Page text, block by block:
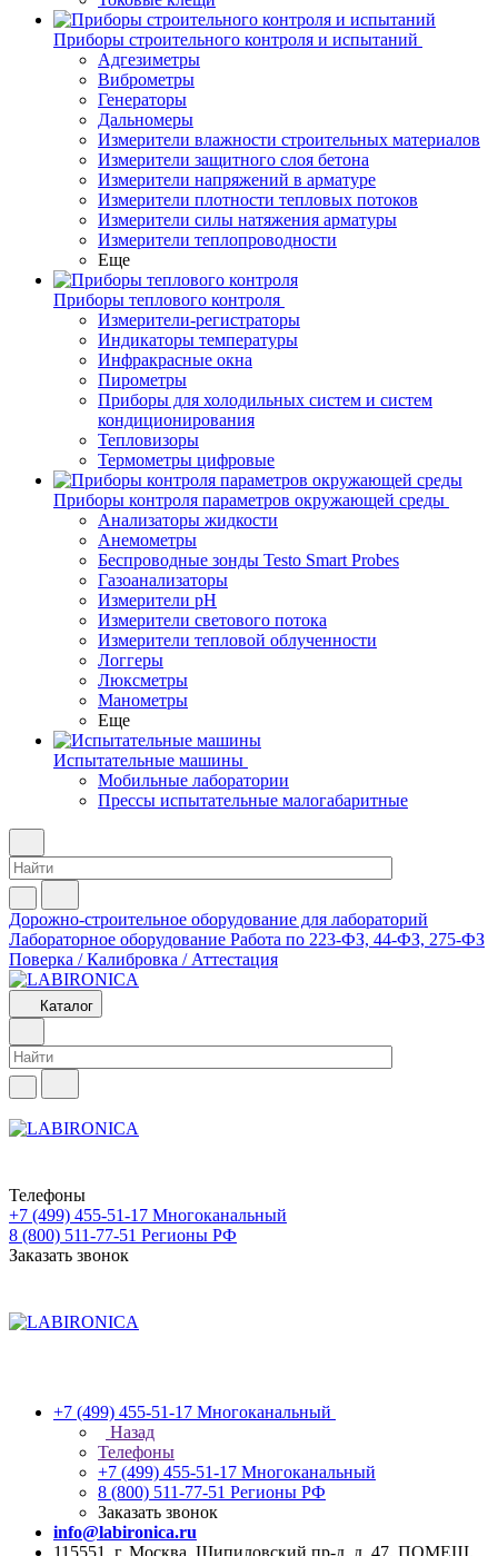
Приборы строительного контроля и испытаний
Адгезиметры
Виброметры
Генераторы
Дальномеры
Измерители влажности строительных материалов
Измерители защитного слоя бетона
Измерители напряжений в арматуре
Измерители плотности тепловых потоков
Измерители силы натяжения арматуры
Измерители теплопроводности
Еще
Приборы теплового контроля
Измерители-регистраторы
Индикаторы температуры
Инфракрасные окна
Пирометры
Приборы для холодильных систем и систем
кондиционирования
Тепловизоры
Термометры цифровые
Приборы контроля параметров окружающей среды
Анализаторы жидкости
Анемометры
Беспроводные зонды Testo Smart Probes
Газоанализаторы
Измерители pH
Измерители светового потока
Измерители тепловой облученности
Логгеры
Люксметры
Манометры
Еще
Испытательные машины
Мобильные лаборатории
Прессы испытательные малогабаритные
Дорожно-строительное оборудование для лабораторий
Лабораторное оборудование Работа по 223-ФЗ, 44-ФЗ, 275-ФЗ
Поверка / Калибровка / Аттестация
Каталог
Телефоны
+7 (499) 455-51-17 Многоканальный
8 (800) 511-77-51 Регионы РФ
Заказать звонок
+7 (499) 455-51-17 Многоканальный
Назад
Телефоны
+7 (499) 455-51-17 Многоканальный
8 (800) 511-77-51 Регионы РФ
Заказать звонок
info@labironica.ru
115551, г. Москва, Шипиловский пр-д, д. 47, ПОМЕЩ.